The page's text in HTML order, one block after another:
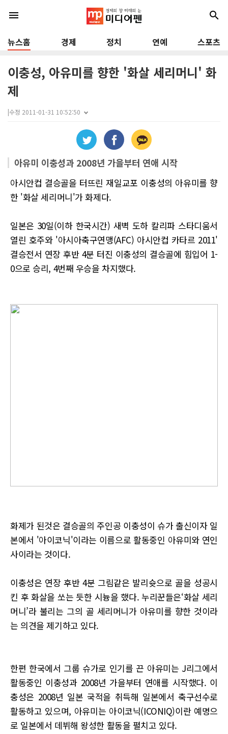
menu search
뉴스홈 경제 정치 연예 스포츠
이충성, 아유미를 향한 '화살 세리머니' 화
제
|수정 2011-01-31 10:52:50
아유미 이충성과 2008년 가을부터 연애 시작
아시안컵 결승골을 터뜨린 재일교포 이충성의 아유미를 향
한 '화살 세리머니'가 화제다.
일본은 30일(이하 한국시간) 새벽 도하 칼리파 스타디움서
열린 호주와 '아시아축구연맹(AFC) 아시안컵 카타르 2011'
결승전서 연장 후반 4분 터진 이충성의 결승골에 힘입어 1-
0으로 승리, 4번째 우승을 차지했다.
화제가 된것은 결승골의 주인공 이충성이 슈가 출신이자 일
본에서 '아이코닉'이라는 이름으로 활동중인 아유미와 연인
사이라는 것이다.
이충성은 연장 후반 4분 그림같은 발리슛으로 골을 성공시
킨 후 화살을 쏘는 듯한 시늉을 했다. 누리꾼들은‘화살 세리
머니’라 불리는 그의 골 세리머니가 아유미를 향한 것이라
는 의견을 제기하고 있다.
한편 한국에서 그룹 슈가로 인기를 끈 아유미는 J리그에서
활동중인 이충성과 2008년 가을부터 연애를 시작했다. 이
충성은 2008년 일본 국적을 취득해 일본에서 축구선수로
활동하고 있으며, 아유미는 아이코닉(ICONIQ)이란 예명으
로 일본에서 데뷔해 왕성한 활동을 펼치고 있다.